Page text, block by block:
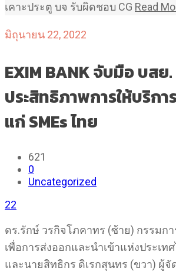
เคาะประตู บจ รับผิดชอบ CG Read
มิถุนายน 22, 2022
EXIM BANK จับมือ บสย
ประสิทธิภาพการให้บริกา
แก่ SMEs ไทย
621
0
Uncategorized
22
ดร.รักษ์ วรกิจโภคาทร (ซ้าย) กรรมก
เพื่อการส่งออกและนำเข้าแห่งประเทศ
และนายสิทธิกร ดิเรกสุนทร (ขวา) ผู้จั